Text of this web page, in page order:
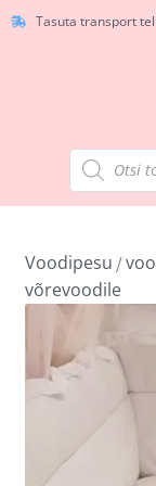
Tasuta transport
Voodipesu /
võrevoodile